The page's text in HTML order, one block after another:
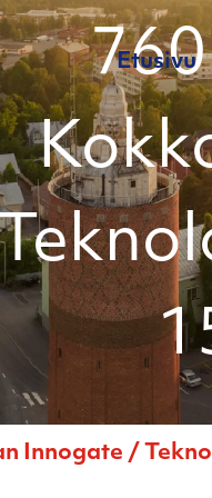
Etusivu
Innogate /